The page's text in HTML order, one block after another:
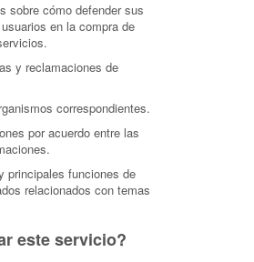
sobre cómo defender sus
en la compra de
y reclamaciones de
correspondientes.
por acuerdo entre las
principales funciones de
relacionados con temas
este servicio?